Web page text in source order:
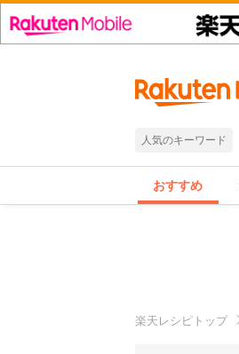
人気のキーワード
おすすめ
楽天レシピトップ